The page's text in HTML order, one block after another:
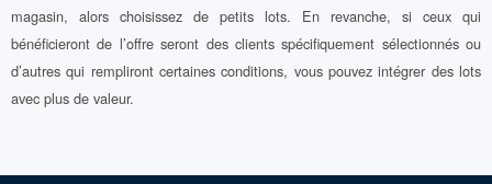
magasin, alors choisissez de petits lots. En revanche, si ceux qui
bénéficieront de l’offre seront des clients spécifiquement sélectionnés ou
d’autres qui rempliront certaines conditions, vous pouvez intégrer des lots
avec plus de valeur.